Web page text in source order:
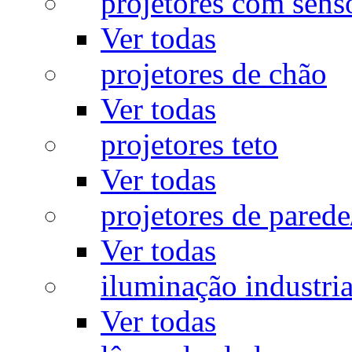
Ver todas
projetores de chão
Ver todas
projetores teto
Ver todas
projetores de
Ver todas
iluminação
Ver todas